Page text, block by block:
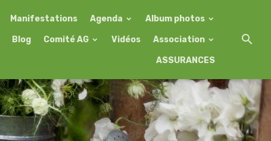
Manifestations Agenda Album photos
Blog Comité AG Vidéos Association
ASSURANCES